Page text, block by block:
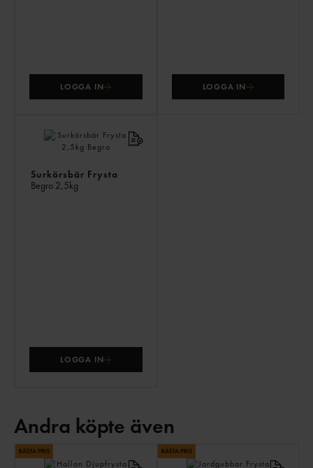
LOGGA IN LOGGA IN
Surkörsbär Frysta
Begro 2,5kg
LOGGA IN
Andra köpte även